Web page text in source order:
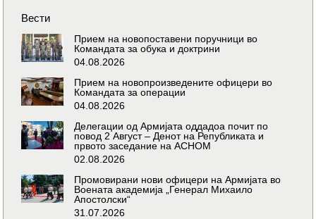
Вести
Прием на новопоставени поручници во
Командата за обука и доктрини
04.08.2026
Прием на новопроизведените офицери во
Командата за операции
04.08.2026
Делегации од Армијата оддадоа почит по
повод 2 Август – Денот на Републиката и
првото заседание на АСНОМ
02.08.2026
Промовирани нови офицери на Армијата во
Воената академија „Генерал Михаило
Апостолски“
31.07.2026